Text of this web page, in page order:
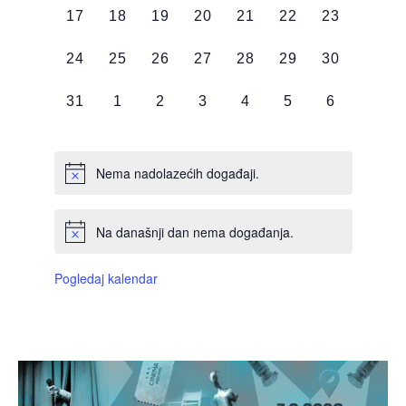
0
17
0
18
0
19
0
20
0
21
0
22
0
23
0
24
0
25
0
26
0
27
0
28
0
29
0
30
0
31
0
1
0
2
0
3
0
4
0
5
0
6
Nema nadolazećih događaji.
Na današnji dan nema događanja.
Pogledaj kalendar